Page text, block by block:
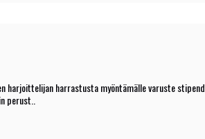
harjoittelijan harrastusta myöntämälle varuste
perust..